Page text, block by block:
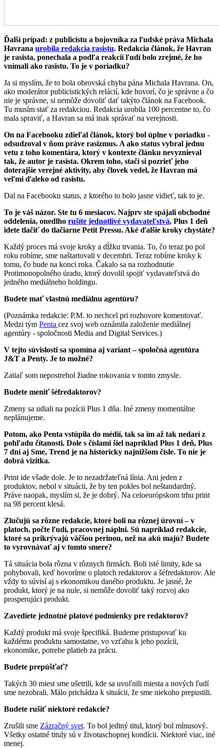
Ďalší prípad: z publicistu a bojovníka za ľudské práva Michala
Havrana urobila redakcia rasistu. Redakcia článok, že Havran
je rasista, ponechala a podľa reakcií ľudí bolo zrejmé, že ho
vnímali ako rasistu. To je v poriadku?
Ja si myslím, že to bola obrovská chyba pána Michala Havrana. On,
ako moderátor publicistických relácií, kde hovorí, čo je správne a čo
nie je správne, si nemôže dovoliť dať takýto článok na Facebook.
Tu musím stať za redakciou. Redakcia urobila 100 percentne to, čo
mala spraviť, a Havran sa má inak správať na verejnosti.
On na Facebooku zdieľal článok, ktorý bol úplne v poriadku -
odsudzoval v ňom práve rasizmus. A ako status vybral jednu
vetu z toho komentára, ktorý v kontexte článku nevyznieval
tak, že autor je rasista. Okrem toho, stačí si pozrieť jeho
doterajšie verejné aktivity, aby človek vedel, že Havran má
veľmi ďaleko od rasistu.
Dal na Facebooku status, z ktorého to bolo jasne vidieť, tak to je.
To je váš názor. Ste tu 6 mesiacov. Najprv ste spájali obchodné
oddelenia, onedlho rušíte jednotlivé vydavateľstvá, Plus 1 deň
idete tlačiť do tlačiarne Petit Pressu. Aké ďalšie kroky chystáte?
Každý proces má svoje kroky a dĺžku trvania. To, čo teraz po pol
roku robíme, sme naštartovali v decembri. Teraz robíme kroky k
tomu, čo bude na konci roka. Čakalo sa na rozhodnutie
Protimonopolného úradu, ktorý dovolil spojiť vydavateľstvá do
jedného mediálneho holdingu.
Budete mať vlastnú mediálnu agentúru?
(Poznámka redakcie: P.M. to nechcel pri rozhovore komentovať.
Medzi tým Penta cez svoj web oznámila založenie mediálnej
agentúry - spoločnosti Media and Digital Services.)
V tejto súvislosti sa spomína aj variant – spoločná agentúra
J&T a Penty. Je to možné?
Zatiaľ som nepostrehol žiadne rokovania v tomto zmysle.
Budete meniť šéfredaktorov?
Zmeny sa udiali na pozícii Plus 1 dňa. Iné zmeny momentálne
neplánujeme.
Potom, ako Penta vstúpila do médií, tak sa im až tak nedarí z
pohľadu čítanosti. Dole s číslami šiel napríklad Plus 1 deň, Plus
7 dní aj Sme, Trend je na historicky najnižšom čísle. To nie je
dobrá vizitka.
Print ide všade dole. Je to nezadržateľná línia. Ani jeden z
produktov, nebol v situácii, že by ten pokles bol neštandardný.
Práve naopak, myslím si, že je dobrý. Na celoeurópskom trhu print
na 98 percent klesá.
Zlučujú sa rôzne redakcie, ktoré boli na rôznej úrovní – v
platoch, počte ľudí, pracovnej náplni. Sú napríklad redakcie,
ktoré sa prikrývajú väčšou perinou, než na akú majú? Budete
to vyrovnávať aj v tomto smere?
Tá situácia bola rôzna v rôznych firmách. Boli isté limity, kde sa
pohybovali, keď hovoríme o platoch redaktorov a šéfredaktorov. Ale
vždy to súvisí aj s ekonomikou daného produktu. Je jasné, že
produkt, ktorý je na nule, si nemôže dovoliť taký rozvoj ako
prosperujúci produkt.
Zavediete jednotné platové podmienky pre redaktorov?
Každý produkt má svoje špecifiká. Budeme pristupovať ku
každému produktu samostatne, vo vzťahu k jeho pozícii,
ekonomike, potrebe platieb za prácu.
Budete prepúšťať?
Takých 30 miest sme ušetrili, kde sa uvoľnili miesta a nových ľudí
sme nezobrali. Málo prichádza k situácii, že sme niekoho prepustili.
Budete rušiť niektoré redakcie?
Zrušili sme Zázračný svet. To bol jediný titul, ktorý bol mínusový.
Všetky ostatné tituly sú v životaschopnej kondícii. Niektoré viac, iné
menej.